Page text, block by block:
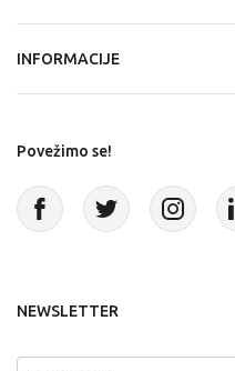
INFORMACIJE
Povežimo se!
NEWSLETTER